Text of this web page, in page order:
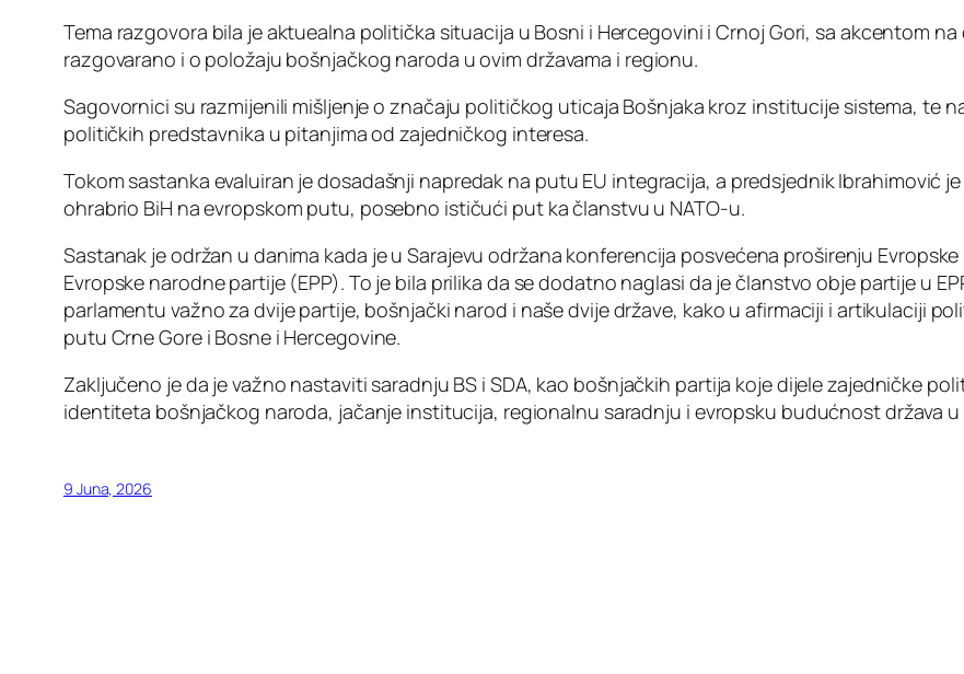
Tema razgovora bila je aktuealna politička situacija u Bosni i Hercegovini i Crnoj Gori, sa akcentom
razgovarano i o položaju bošnjačkog naroda u ovim državama i regionu.
Sagovornici su razmijenili mišljenje o značaju političkog uticaja Bošnjaka kroz institucije sistema, te
političkih predstavnika u pitanjima od zajedničkog interesa.
Tokom sastanka evaluiran je dosadašnji napredak na putu EU integracija, a predsjednik Ibrahimović
ohrabrio BiH na evropskom putu, posebno ističući put ka članstvu u NATO-u.
Sastanak je održan u danima kada je u Sarajevu održana konferencija posvećena proširenju
Evropske narodne partije (EPP). To je bila prilika da se dodatno naglasi da je članstvo obje partije u
parlamentu važno za dvije partije, bošnjački narod i naše dvije države, kako u afirmaciji i artikulaciji
putu Crne Gore i Bosne i Hercegovine.
Zaključeno je da je važno nastaviti saradnju BS i SDA, kao bošnjačkih partija koje dijele zajedničke
identiteta bošnjačkog naroda, jačanje institucija, regionalnu saradnju i evropsku budućnost država u
9 Juna, 2026